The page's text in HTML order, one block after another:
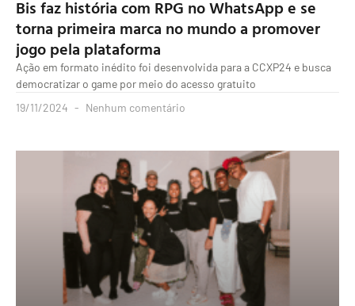
Bis faz história com RPG no WhatsApp e se
torna primeira marca no mundo a promover
jogo pela plataforma
Ação em formato inédito foi desenvolvida para a CCXP24 e busca
democratizar o game por meio do acesso gratuito
19/11/2024
Nenhum comentário